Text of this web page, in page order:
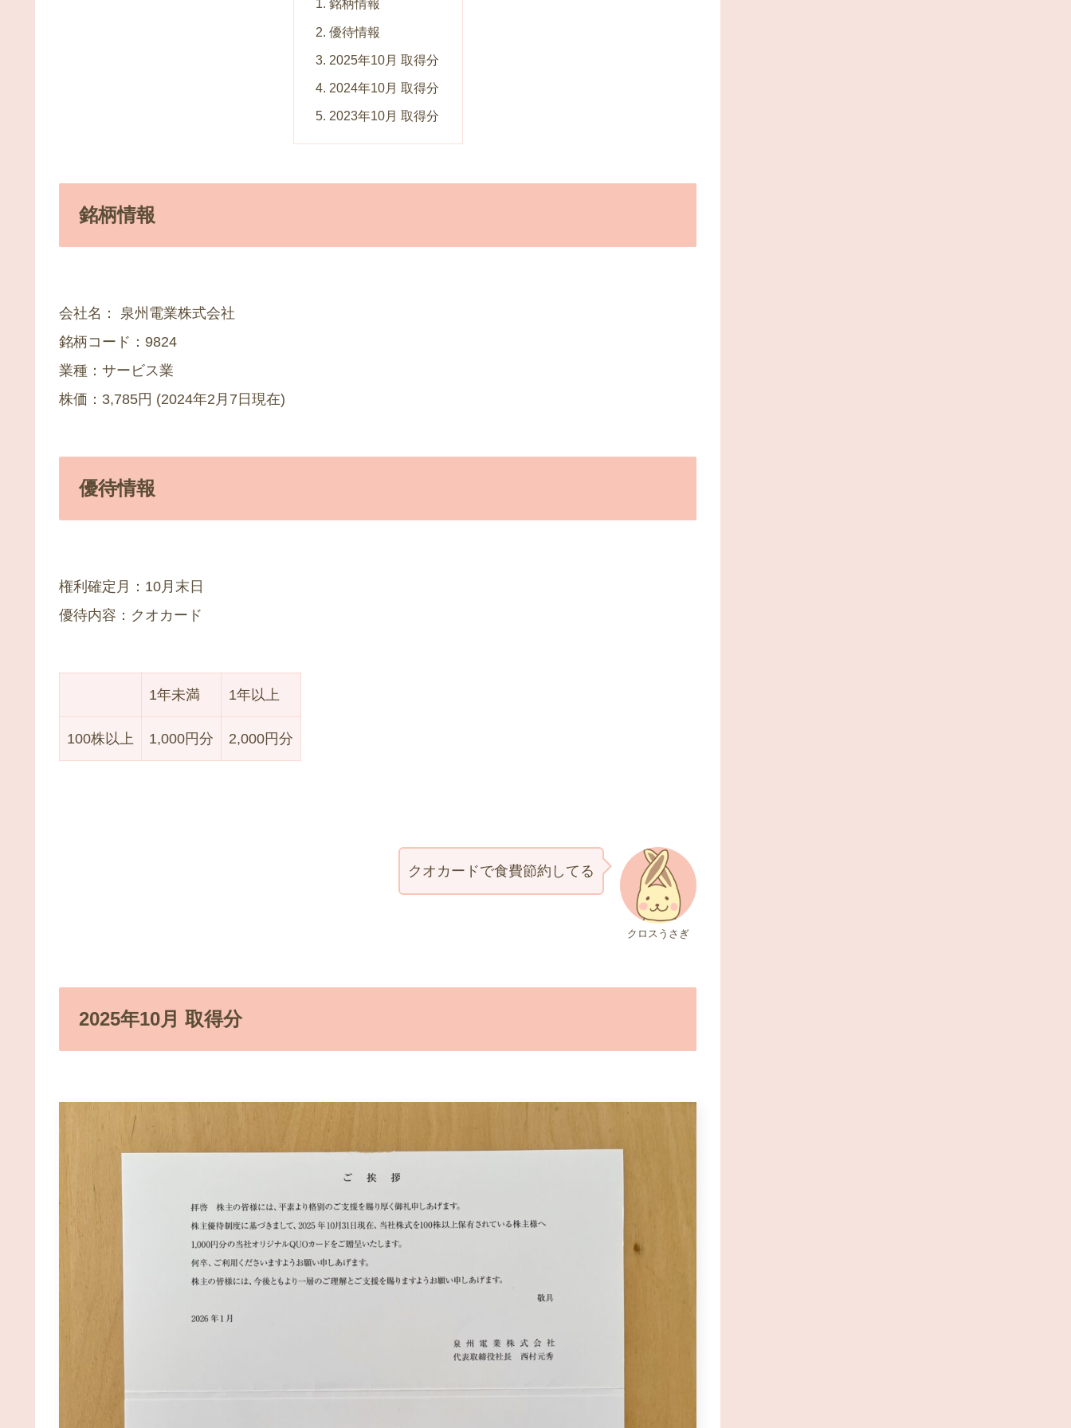
銘柄情報
優待情報
2025年10月 取得分
2024年10月 取得分
2023年10月 取得分
銘柄情報
会社名： 泉州電業株式会社
銘柄コード：9824
業種：サービス業
株価：3,785円 (2024年2月7日現在)
優待情報
権利確定月：10月末日
優待内容：クオカード
1年未満 1年以上
100株以上 1,000円分 2,000円分
クロスうさぎ
クオカードで食費節約してる
2025年10月 取得分